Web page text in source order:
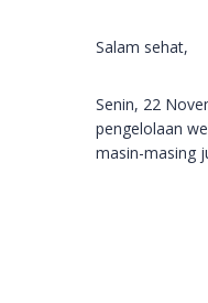
Salam sehat,
Senin, 22
pengelolaan
masin-masing